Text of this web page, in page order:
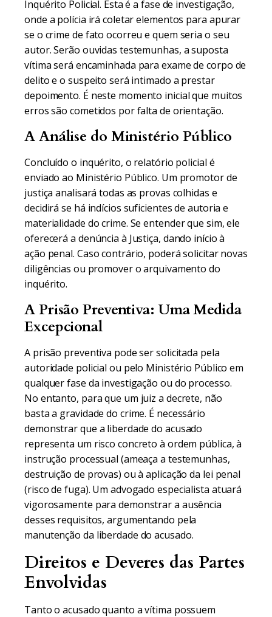
Inquérito Policial. Esta é a fase de investigação,
onde a polícia irá coletar elementos para apurar
se o crime de fato ocorreu e quem seria o seu
autor. Serão ouvidas testemunhas, a suposta
vítima será encaminhada para exame de corpo de
delito e o suspeito será intimado a prestar
depoimento. É neste momento inicial que muitos
erros são cometidos por falta de orientação.
A Análise do Ministério Público
Concluído o inquérito, o relatório policial é
enviado ao Ministério Público. Um promotor de
justiça analisará todas as provas colhidas e
decidirá se há indícios suficientes de autoria e
materialidade do crime. Se entender que sim, ele
oferecerá a denúncia à Justiça, dando início à
ação penal. Caso contrário, poderá solicitar novas
diligências ou promover o arquivamento do
inquérito.
A Prisão Preventiva: Uma Medida
Excepcional
A prisão preventiva pode ser solicitada pela
autoridade policial ou pelo Ministério Público em
qualquer fase da investigação ou do processo.
No entanto, para que um juiz a decrete, não
basta a gravidade do crime. É necessário
demonstrar que a liberdade do acusado
representa um risco concreto à ordem pública, à
instrução processual (ameaça a testemunhas,
destruição de provas) ou à aplicação da lei penal
(risco de fuga). Um advogado especialista atuará
vigorosamente para demonstrar a ausência
desses requisitos, argumentando pela
manutenção da liberdade do acusado.
Direitos e Deveres das Partes
Envolvidas
Tanto o acusado quanto a vítima possuem